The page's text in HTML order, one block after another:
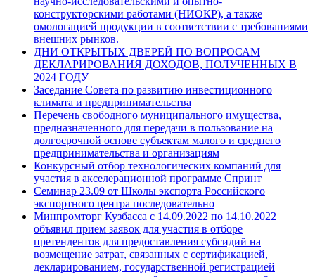
конструкторскими работами (НИОКР), а также
омологацией продукции в соответствии с требованиями
внешних рынков.
ДНИ ОТКРЫТЫХ ДВЕРЕЙ ПО ВОПРОСАМ
ДЕКЛАРИРОВАНИЯ ДОХОДОВ, ПОЛУЧЕННЫХ В
2024 ГОДУ
Заседание Совета по развитию инвестиционного
климата и предпринимательства
Перечень свободного муниципального имущества,
предназначенного для передачи в пользование на
долгосрочной основе субъектам малого и среднего
предпринимательства и организациям
Конкурсный отбор технологических компаний для
участия в акселерационной программе Спринт
Семинар 23.09 от Школы экспорта Российского
экспортного центра последовательно
Минпромторг Кузбасса с 14.09.2022 по 14.10.2022
объявил прием заявок для участия в отборе
претендентов для предоставления субсидий на
возмещение затрат, связанных с сертификацией,
декларированием, государственной регистрацией